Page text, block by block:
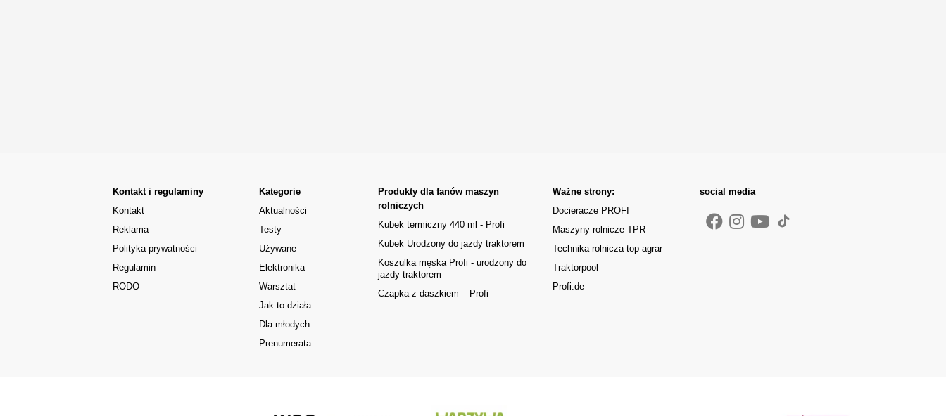
Kontakt i regulaminy
Kontakt
Reklama
Polityka prywatności
Regulamin
RODO
Kategorie
Aktualności
Testy
Używane
Elektronika
Warsztat
Jak to działa
Dla młodych
Prenumerata
Produkty dla fanów maszyn
rolniczych
Kubek termiczny 440 ml - Profi
Kubek Urodzony do jazdy traktorem
Koszulka męska Profi - urodzony do
jazdy traktorem
Czapka z daszkiem – Profi
Ważne strony:
Docieracze PROFI
Maszyny rolnicze TPR
Technika rolnicza top agrar
Traktorpool
Profi.de
social media